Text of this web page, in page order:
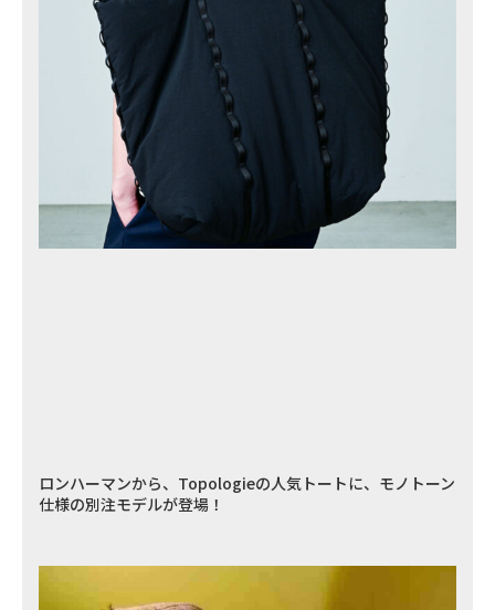
ロンハーマンから、Topologieの人気トートに、モノトーン
仕様の別注モデルが登場！